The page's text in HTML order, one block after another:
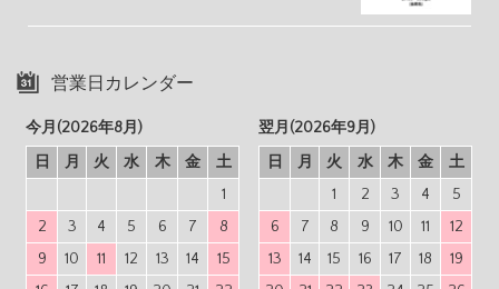
営業日カレンダー
今月(2026年8月)
日
月 火 水 木 金
土
1
2
3 4 5 6 7
8
9
10 11 12 13 14
15
翌月(2026年9月)
日
月 火 水 木 金
土
1
2 3 4
5
6
7 8 9 10 11
12
13
14 15 16 17 18
19